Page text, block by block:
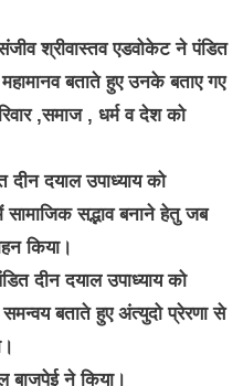
श्रीवास्तव एडवोकेट ने पंडित
बताते हुए उनके बताए गए
,समाज , धर्म व देश को
दीन दयाल उपाध्याय को
सद्भाव बनाने हेतु जब
किया।
दीन दयाल उपाध्याय को
समन्वय बताते हुए अंत्युदो प्रेरणा से
बाजपेई ने किया।